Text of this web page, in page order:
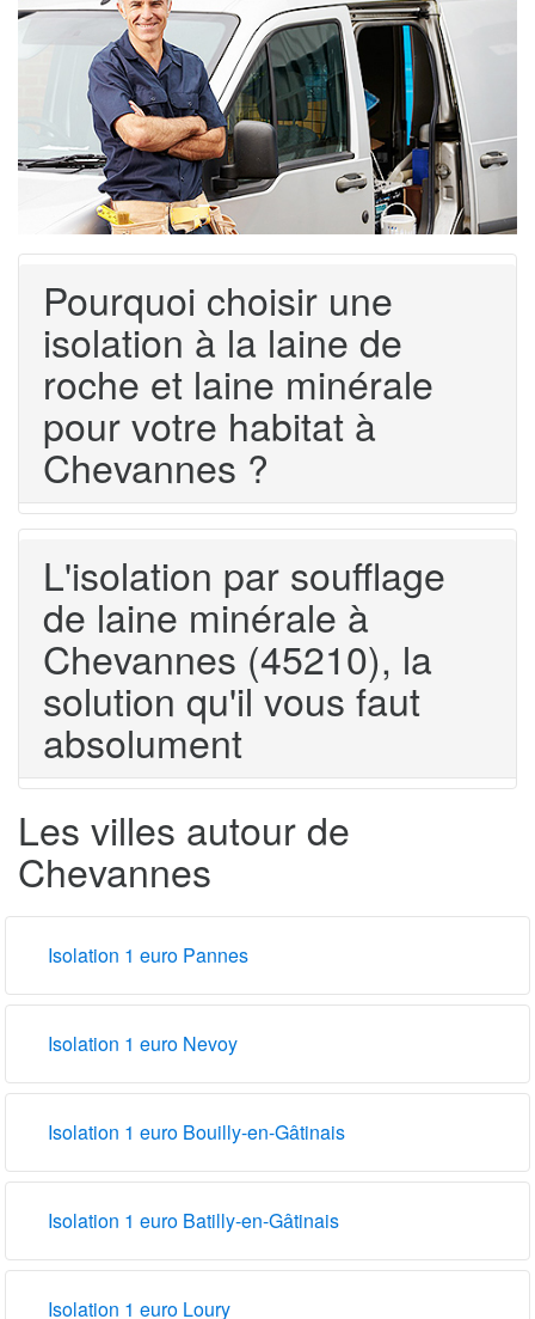
Pourquoi choisir une
isolation à la laine de
roche et laine minérale
pour votre habitat à
Chevannes ?
L'isolation par soufflage
de laine minérale à
Chevannes (45210), la
solution qu'il vous faut
absolument
Les villes autour de
Chevannes
Isolation 1 euro Pannes
Isolation 1 euro Nevoy
Isolation 1 euro Bouilly-en-Gâtinais
Isolation 1 euro Batilly-en-Gâtinais
Isolation 1 euro Loury